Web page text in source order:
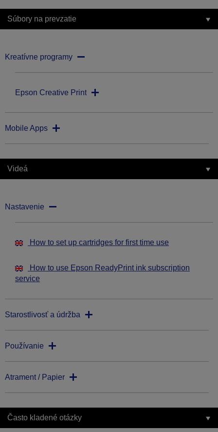
Súbory na prevzatie
Kreatívne programy
Epson Creative Print
Mobile Apps
Videá
Nastavenie
How to set up cartridges for first time use
How to use Epson ReadyPrint ink subscription
service
Starostlivosť a údržba
Používanie
Atrament / Papier
Často kladené otázky